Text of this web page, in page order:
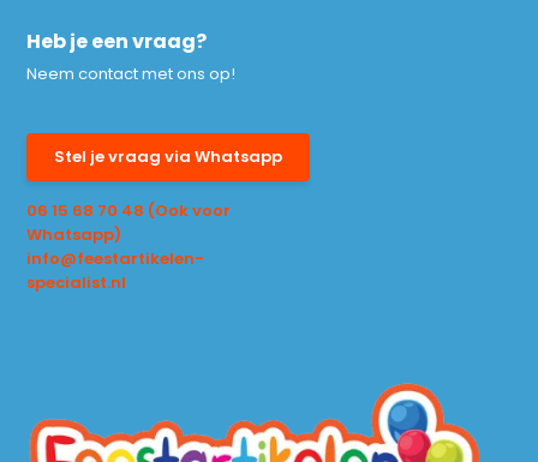
Heb je een vraag?
Neem contact met ons op!
Stel je vraag via Whatsapp
06 15 68 70 48 (Ook voor
Whatsapp)
info@feestartikelen-
specialist.nl